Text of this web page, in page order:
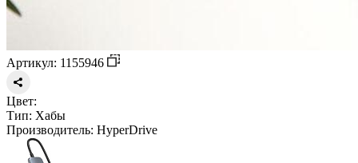
Артикул: 1155946
Цвет:
Тип: Хабы
Производитель: HyperDrive